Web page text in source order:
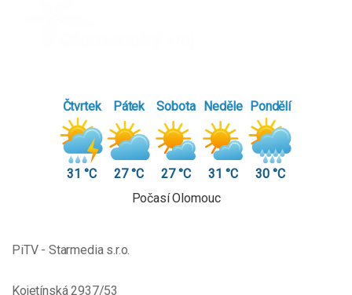
Čtvrtek
31 °C
Pátek
27 °C
Sobota
27 °C
Neděle
31 °C
Pondělí
30 °C
Počasí Olomouc
PiTV - Starmedia s.r.o.
Kojetínská 2937/53